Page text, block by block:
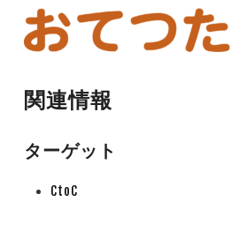
関連情報
ターゲット
CtoC